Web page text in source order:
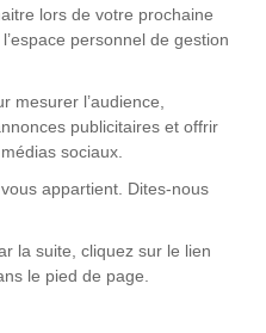
lors de votre prochaine
personnel de gestion
mesurer l’audience,
publicitaires et offrir
sociaux.
appartient. Dites-nous
la suite, cliquez sur le lien
le pied de page.